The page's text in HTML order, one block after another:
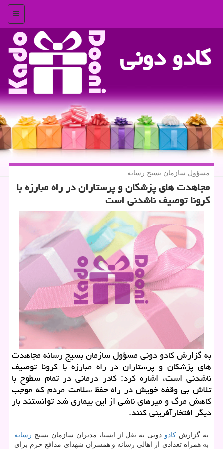
منو
كادو دونی
مسؤول سازمان بسیج رسانه:
مجاهدت های پزشكان و پرستاران در راه مبارزه با
كرونا توصیف ناشدنی است
به گزارش كادو دونی مسؤول سازمان بسیج رسانه مجاهدت
های پزشكان و پرستاران در راه مبارزه با كرونا توصیف
ناشدنی است، اشاره كرد: كادر درمانی در تمام سطوح با
تلاش بی وقفه خویش در راه حفظ سلامت مردم كه موجب
كاهش مرگ و میرهای ناشی از این بیماری شد توانستند بار
دیگر افتخارآفرینی كنند.
به گزارش كادو دونی به نقل از ایسنا، مدیران سازمان بسیج رسانه
به همراه تعدادی از اهالی رسانه و همسران شهدای مدافع حرم برای